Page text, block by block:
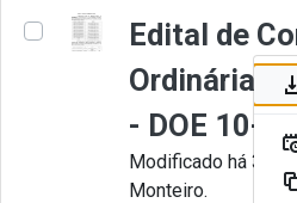
Edital de
Ordinária
- DOE 10-
Modificado há 3
Monteiro.